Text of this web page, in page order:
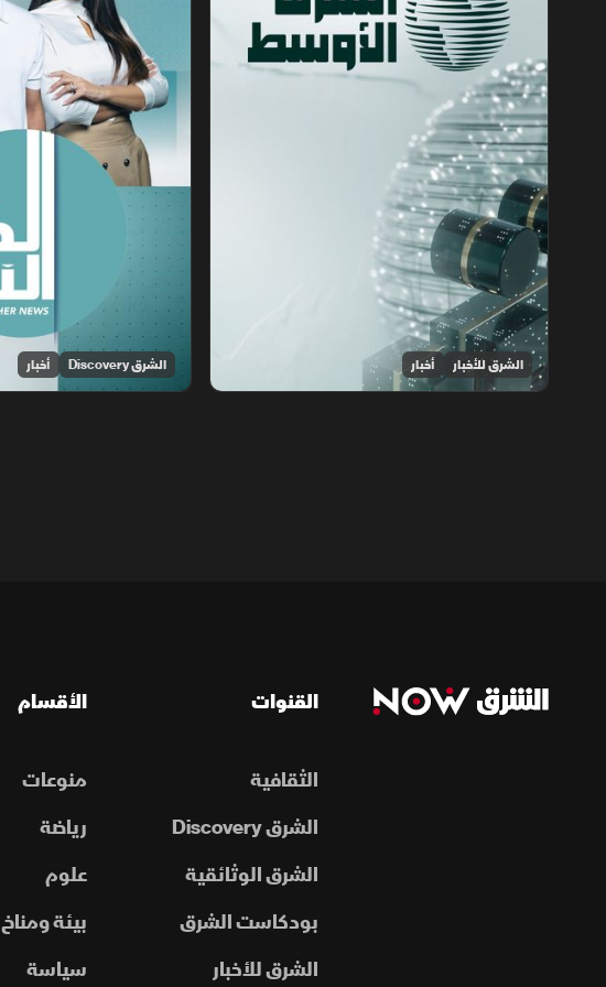
الشرق للأخبار أخبار الشرق Discovery أخبار
القنوات
الثقافية
الشرق Discovery
الشرق الوثائقية
بودكاست الشرق
الشرق للأخبار
الأقسام
منوعات
رياضة
علوم
بيئة ومناخ
سياسة